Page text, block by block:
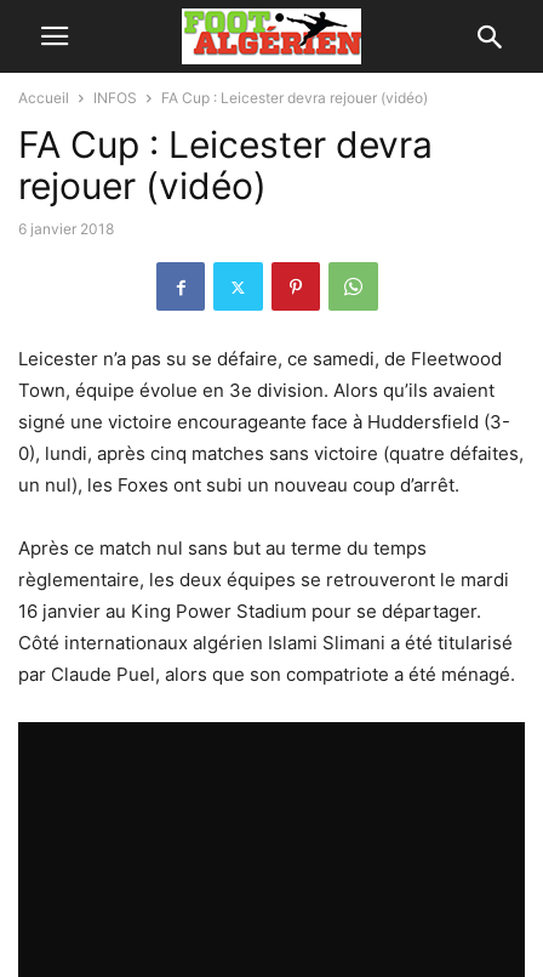
Accueil INFOS FA Cup : Leicester devra rejouer (vidéo)
FA Cup : Leicester devra
rejouer (vidéo)
6 janvier 2018
Leicester n’a pas su se défaire, ce samedi, de Fleetwood
Town, équipe évolue en 3e division. Alors qu’ils avaient
signé une victoire encourageante face à Huddersfield (3-
0), lundi, après cinq matches sans victoire (quatre défaites,
un nul), les Foxes ont subi un nouveau coup d’arrêt.
Après ce match nul sans but au terme du temps
règlementaire, les deux équipes se retrouveront le mardi
16 janvier au King Power Stadium pour se départager.
Côté internationaux algérien Islami Slimani a été titularisé
par Claude Puel, alors que son compatriote a été ménagé.